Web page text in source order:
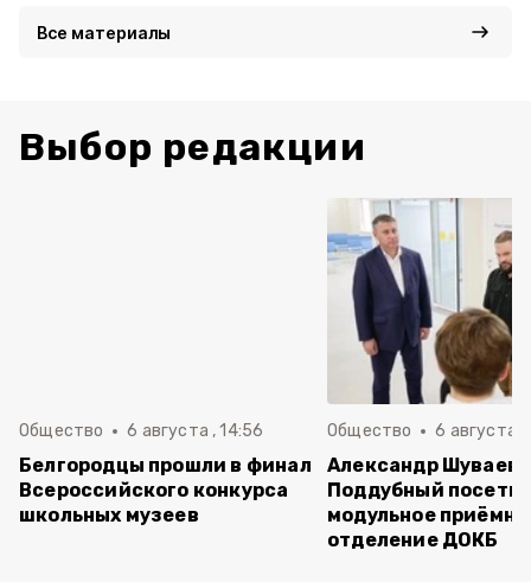
Все материалы
Выбор редакции
Общество 6 августа , 14:56
Белгородцы прошли в финал
Всероссийского конкурса
школьных музеев
Общество 6 августа ,
Александр Шуваев
Поддубный
модульное
отделение ДОКБ